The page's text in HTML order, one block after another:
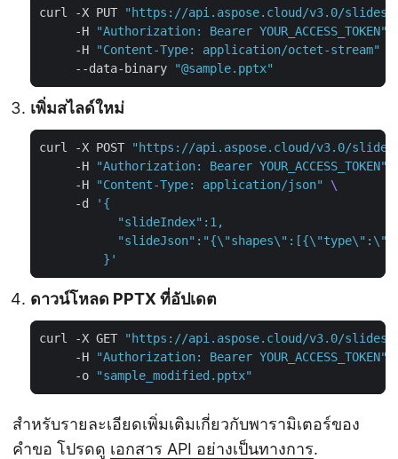
curl -X PUT
"https://api.aspose.cloud/v3.0/slides/
     -H
"Authorization: Bearer YOUR_ACCESS_TOKEN"
     -H
"Content-Type: application/octet-stream"
     --data-binary
"@sample.pptx"
เพิ่มสไลด์ใหม่
curl -X POST
"https://api.aspose.cloud/v3.0/
     -H
"Authorization: Bearer YOUR_ACCESS_TOKEN"
     -H
"Content-Type: application/json"
     -d
         }'
ดาวน์โหลด PPTX ที่อัปเดต
curl -X GET
"https://api.aspose.cloud/v3.0/slides/
     -H
"Authorization: Bearer YOUR_ACCESS_TOKEN"
     -o
"sample_modified.pptx"
สำหรับรายละเอียดเพิ่มเติมเกี่ยวกับพารามิเตอร์ของ
คำขอ โปรดดู เอกสาร API อย่างเป็นทางการ.